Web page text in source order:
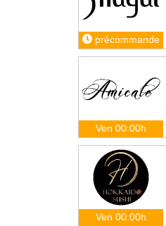
précommande
Ven 00:00h
Ven 00:00h